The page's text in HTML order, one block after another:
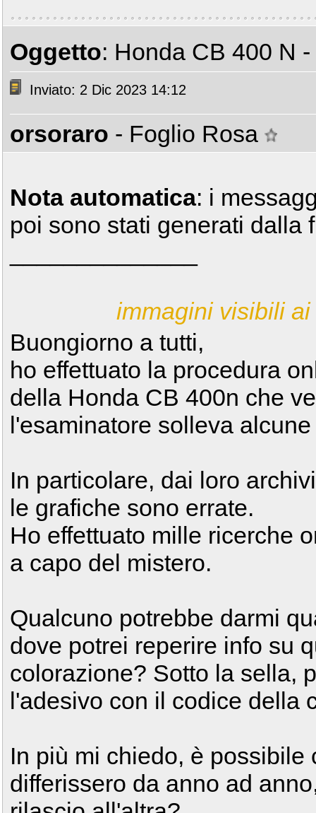
Oggetto: Honda CB 400 N
Inviato: 2 Dic 2023 14:12
orsoraro - Foglio Rosa
Nota automatica: i
poi sono stati generati dalla
immagini visibili
Buongiorno a tutti,
ho effettuato la procedura
della Honda CB 400n che
l'esaminatore solleva
In particolare, dai loro
le grafiche sono errate.
Ho effettuato mille ricerche
a capo del mistero.
Qualcuno potrebbe darmi
dove potrei reperire info su
colorazione? Sotto la sella,
l'adesivo con il codice della
In più mi chiedo, è
differissero da anno ad